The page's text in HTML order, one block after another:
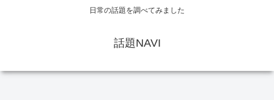
日常の話題を調べてみました
話題NAVI